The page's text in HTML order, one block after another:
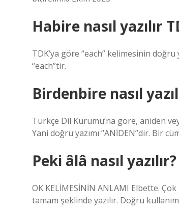
Habire nasıl yazılır
TDK’ya göre “each” kelimesinin doğru
“each”tir.
Birdenbire nasıl
Türkçe Dil Kurumu’na göre, aniden
Yani doğru yazımı “ANİDEN”dir. Bir
Peki âlâ nasıl yazılır?
OK KELİMESİNİN ANLAMI Elbette.
tamam şeklinde yazılır. Doğru